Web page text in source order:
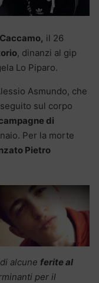
il 26
, dinanzi al gip
Lo Piparo.
Asmundo, che
sul corpo
di
Per la morte
Pietro
alcune ferite al
per il